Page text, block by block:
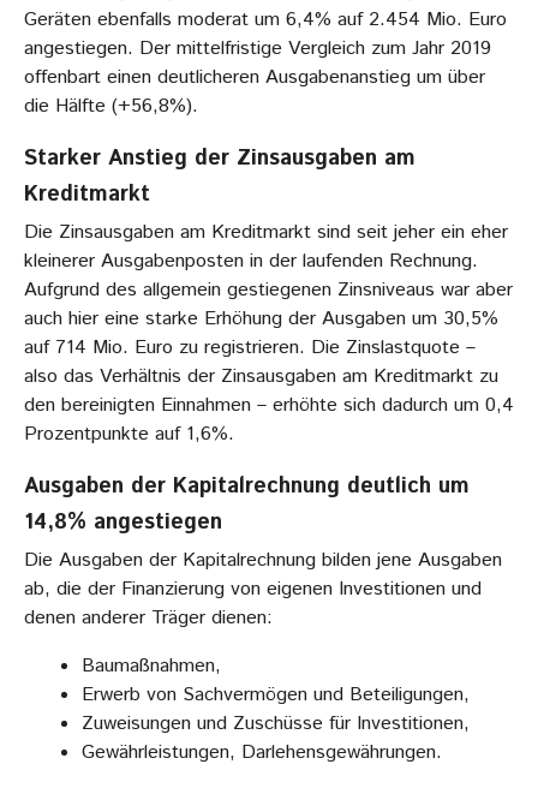
Geräten ebenfalls moderat um 6,4% auf 2.454 Mio. Euro
angestiegen. Der mittelfristige Vergleich zum Jahr 2019
offenbart einen deutlicheren Ausgabenanstieg um über
die Hälfte (+56,8%).
Starker Anstieg der Zinsausgaben am
Kreditmarkt
Die Zinsausgaben am Kreditmarkt sind seit jeher ein eher
kleinerer Ausgabenposten in der laufenden Rechnung.
Aufgrund des allgemein gestiegenen Zinsniveaus war aber
auch hier eine starke Erhöhung der Ausgaben um 30,5%
auf 714 Mio. Euro zu registrieren. Die Zinslastquote –
also das Verhältnis der Zinsausgaben am Kreditmarkt zu
den bereinigten Einnahmen – erhöhte sich dadurch um 0,4
Prozentpunkte auf 1,6%.
Ausgaben der Kapitalrechnung deutlich um
14,8% angestiegen
Die Ausgaben der Kapitalrechnung bilden jene Ausgaben
ab, die der Finanzierung von eigenen Investitionen und
denen anderer Träger dienen:
Baumaßnahmen,
Erwerb von Sachvermögen und Beteiligungen,
Zuweisungen und Zuschüsse für Investitionen,
Gewährleistungen, Darlehensgewährungen.